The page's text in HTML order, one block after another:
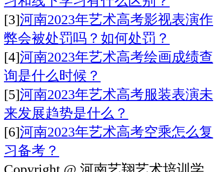
[3]河南2023年艺术高考影视表演作
弊会被处罚吗？如何处罚？
[4]河南2023年艺术高考绘画成绩查
询是什么时候？
[5]河南2023年艺术高考服装表演未
来发展趋势是什么？
[6]河南2023年艺术高考空乘怎么复
习备考？